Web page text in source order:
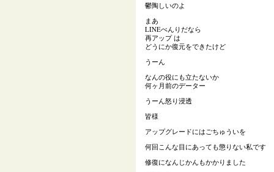
鬱陶しいのよ
まあ
LINEべんりだなら
再アップ は
どうにか復元をできたけど
うーん
なんの役にも立たないか
何ヶ月前のデーター
うーん怒り浸透
皆様
アップグレードにはごちゅういを
何回こんな目にあっても懲りない私です
修復になんじかんもかかりました